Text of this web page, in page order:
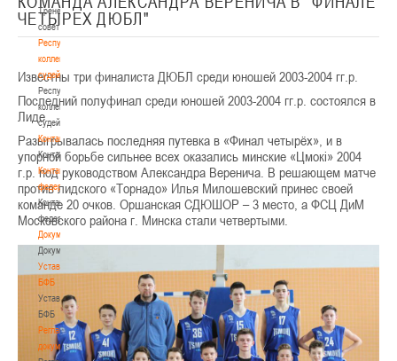
Тренерский
совет
Республиканская
коллегия
судей
Республиканская
коллегия
судей
Контакты
Контакты
Контакты
федерации
Контакты
федерации
Документы
Документы
Устав
БФБ
Устав
БФБ
Регламентирующие
документы
ЧЕТЫРЕХ ДЮБЛ"
Известны три финалиста ДЮБЛ среди юношей 2003-2004 гг.р.
Последний полуфинал среди юношей 2003-2004 гг.р. состоялся в
Лиде.
Разыгрывалась последняя путевка в «Финал четырёх», и в
упорной борьбе сильнее всех оказались минские «Цмокi» 2004
г.р. под руководством Александра Веренича. В решающем матче
против лидского «Торнадо» Илья Милошевский принес своей
команде 20 очков. Оршанская СДЮШОР – 3 место, а ФСЦ ДиМ
Московского района г. Минска стали четвертыми.